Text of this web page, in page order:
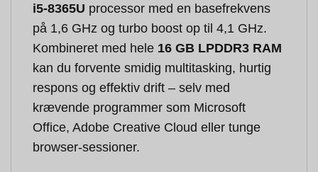
i5-8365U processor med en basefrekvens
på 1,6 GHz og turbo boost op til 4,1 GHz.
Kombineret med hele 16 GB LPDDR3 RAM
kan du forvente smidig multitasking, hurtig
respons og effektiv drift – selv med
krævende programmer som Microsoft
Office, Adobe Creative Cloud eller tunge
browser-sessioner.